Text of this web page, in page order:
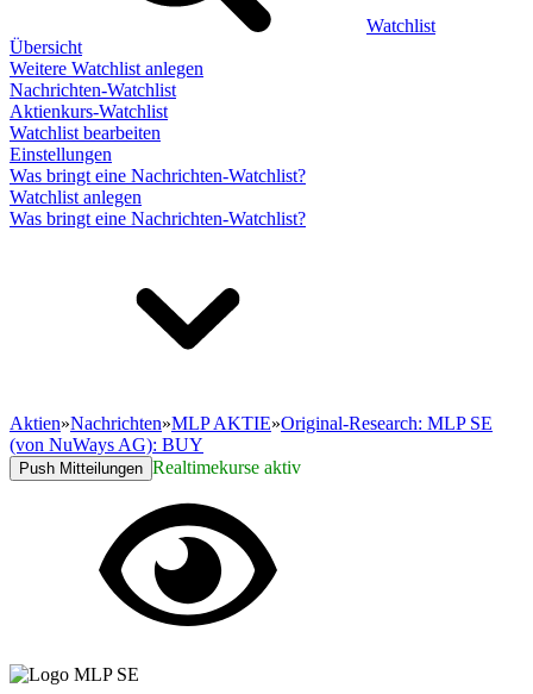
Watchlist
Übersicht
Weitere Watchlist anlegen
Nachrichten-Watchlist
Aktienkurs-Watchlist
Watchlist bearbeiten
Einstellungen
Was bringt eine Nachrichten-Watchlist?
Watchlist anlegen
Was bringt eine Nachrichten-Watchlist?
Aktien»Nachrichten»MLP AKTIE»Original-Research: MLP SE
(von NuWays AG): BUY
Push Mitteilungen Realtimekurse aktiv